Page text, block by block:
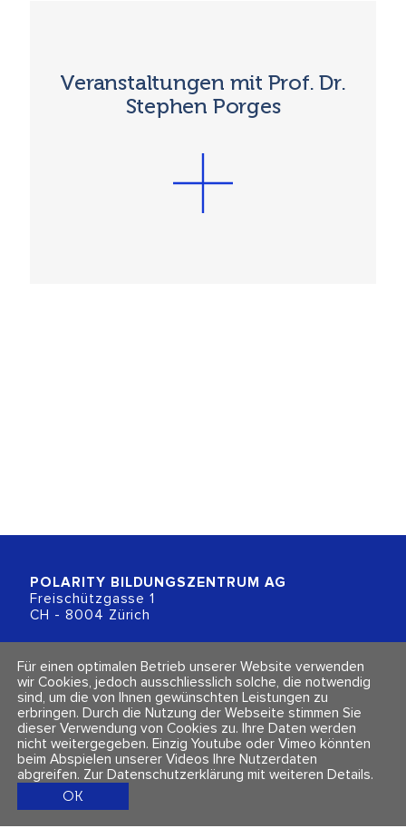
Veranstaltungen mit Prof. Dr.
Stephen Porges
POLARITY BILDUNGSZENTRUM AG
Freischützgasse 1
CH - 8004 Zürich
+41 (0)44 218 80 80
info@polarity.ch
Kontakt & Info
Newsletter
Impressum & Datenschutz
AGBs
Folge uns
Für einen optimalen Betrieb unserer Website verwenden
wir Cookies, jedoch ausschliesslich solche, die notwendig
sind, um die von Ihnen gewünschten Leistungen zu
erbringen. Durch die Nutzung der Webseite stimmen Sie
dieser Verwendung von Cookies zu. Ihre Daten werden
nicht weitergegeben. Einzig Youtube oder Vimeo könnten
beim Abspielen unserer Videos Ihre Nutzerdaten
abgreifen. Zur Datenschutzerklärung mit weiteren Details.
OK